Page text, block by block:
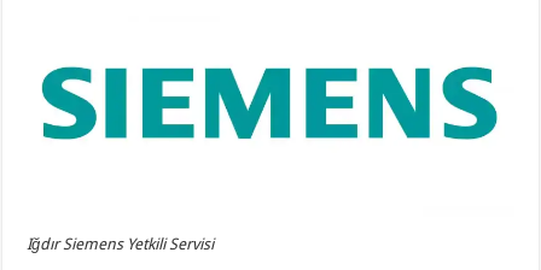
Iğdır Siemens Yetkili Servisi